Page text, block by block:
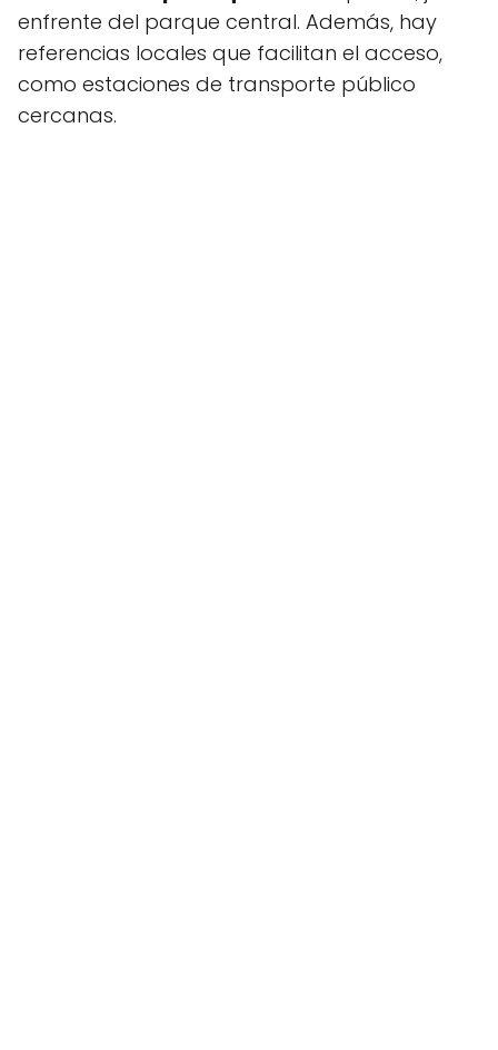
enfrente del parque central. Además, hay
referencias locales que facilitan el acceso,
como estaciones de transporte público
cercanas.